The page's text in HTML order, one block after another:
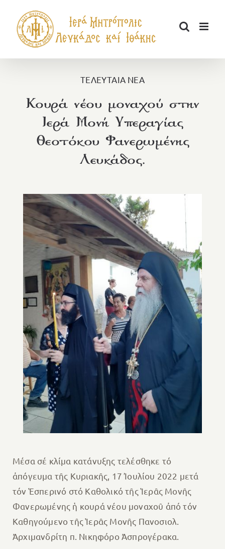
περιεχόμενο
ΤΕΛΕΥΤΑΙΑ ΝΕΑ
Κουρά νέου μοναχού στην
Ιερά Μονή Υπεραγίας
Θεοτόκου Φανερωμένης
Λευκάδος.
Μέσα σέ κλίμα κατάνυξης τελέσθηκε τό
ἀπόγευμα τῆς Κυριακῆς, 17 Ἰουλίου 2022 μετά
τόν Ἑσπερινό στό Καθολικό τῆς Ἱερᾶς Μονῆς
Φανερωμένης ἡ κουρά νέου μοναχοῦ ἀπό τόν
Καθηγούμενο τῆς Ἱερᾶς Μονῆς Πανοσιολ.
Ἀρχιμανδρίτη π. Νικηφόρο Ἀσπρογέρακα.